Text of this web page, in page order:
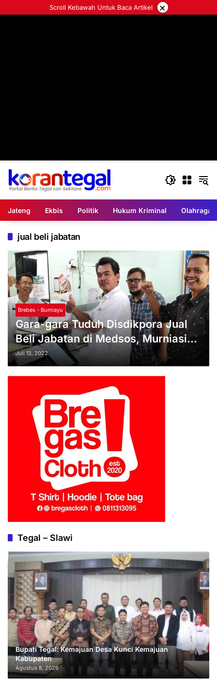
ke
Scroll Kebawah Untuk Baca Artikel ×
Jateng Ekbis Politik Hukum Kriminal Olahraga
jual beli jabatan
Brebes - Bumiayu
Gara-gara Tuduh Disdikpora Jual
Beli Jabatan di Medsos, Murniasih
Dilaporkan ke Bupati Brebes
Juli 13, 2022
Tegal – Slawi
Bupati Tegal: Kemajuan Desa Kunci Kemajuan
Kabupaten
Agustus 8, 2026